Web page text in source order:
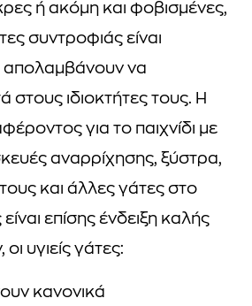
ή ακόμη και φοβισμένες,
συντροφιάς είναι
απολαμβάνουν να
στους ιδιοκτήτες τους. Η
για το παιχνίδι με
αναρρίχησης, ξύστρα,
και άλλες γάτες στο
επίσης ένδειξη καλής
υγιείς γάτες:
κανονικά